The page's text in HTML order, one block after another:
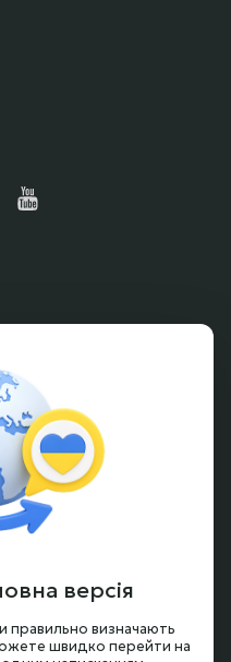
версія
правильно визначають
швидко перейти на